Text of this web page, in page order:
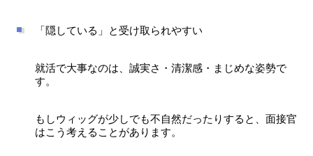
「隠している」と受け取られやすい
就活で大事なのは、誠実さ・清潔感・まじめな姿勢で
す。
もしウィッグが少しでも不自然だったりすると、面接官
はこう考えることがあります。